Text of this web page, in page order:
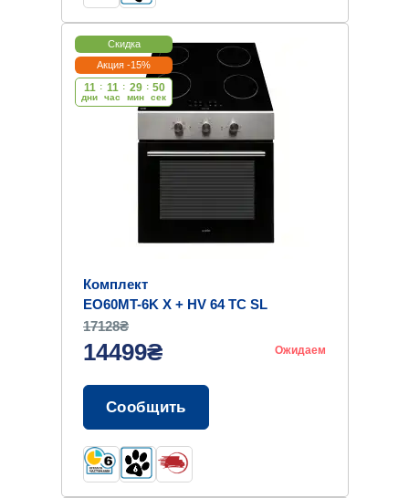
Скидка
Акция -15%
11
дни
: 11
час
: 29
мин
: 49
cек
Комплект
EO60MT-6K X + HV 64 TC SL
17128₴
14499₴ Ожидаем
Сообщить